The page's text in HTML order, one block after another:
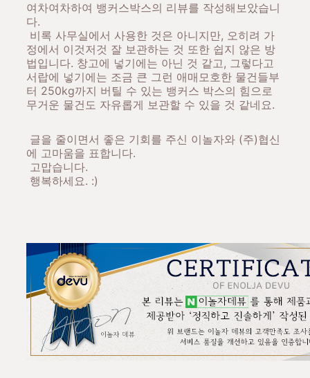
여차여차하여 뱅커스박스의 리뷰를 작성해보았습니
다.
비록 사무실에서 사용한 것은 아니지만, 오히려 가
정에서 이것저것 잘 보관하는 것 또한 쉽지 않은 방
법입니다. 창고에 넣기에는 아닌 것 같고, 그렇다고
서랍에 넣기에는 조금 큰 그런 애매모호한 물건들부
터 250kg까지 버틸 수 있는 뱅커스 박스의 힘으로
무거운 물건도 자유롭게 보관할 수 있을 것 같네요.
글을 줄이면서 좋은 기회를 주신 이놀자와 (주)협신
에 고마움을 표합니다.
고맙습니다.
행복하세요. :)